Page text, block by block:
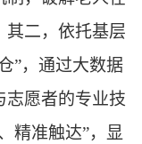
其二，依托基层
”，通过大数据
志愿者的专业技
精准触达”，显